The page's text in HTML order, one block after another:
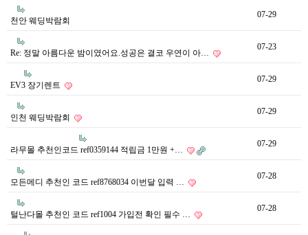
천안 웨딩박람회
07-29
Re: 정말 아름다운 밤이였어요.성공은 결코 우연이 아…
07-23
EV3 장기렌트
07-29
인천 웨딩박람회
07-29
라무몰 추천인코드 ref0359144 적립금 1만원 +…
07-29
모든메디 추천인 코드 ref8768034 이번달 입력 …
07-28
털난다몰 추천인 코드 ref1004 가입전 확인 필수 …
07-28